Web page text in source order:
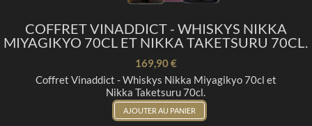
COFFRET VINADDICT - WHISKYS NIKKA
MIYAGIKYO 70CL ET NIKKA TAKETSURU 70CL.
169,90 €
Coffret Vinaddict - Whiskys Nikka Miyagikyo 70cl et
Nikka Taketsuru 70cl.
AJOUTER AU PANIER